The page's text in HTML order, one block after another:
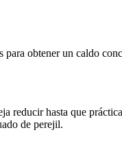
obtener un caldo
reducir hasta que
de perejil.